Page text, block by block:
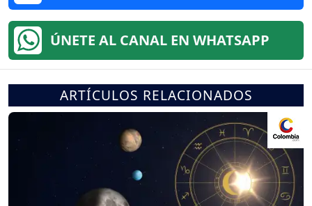
ÚNETE AL CANAL EN WHATSAPP
ARTÍCULOS RELACIONADOS